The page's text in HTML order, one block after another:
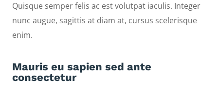
Quisque semper felis ac est volutpat iaculis. Integer
nunc augue, sagittis at diam at, cursus scelerisque
enim.
Mauris eu sapien sed ante
consectetur